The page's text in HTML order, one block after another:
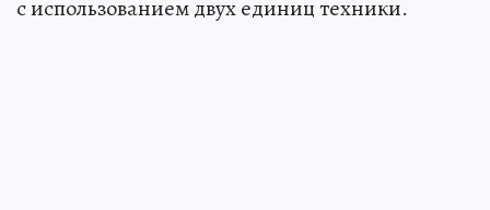
с использованием двух единиц техники.